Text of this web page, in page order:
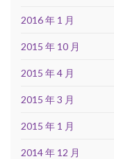
2016 年 1 月
2015 年 10 月
2015 年 4 月
2015 年 3 月
2015 年 1 月
2014 年 12 月